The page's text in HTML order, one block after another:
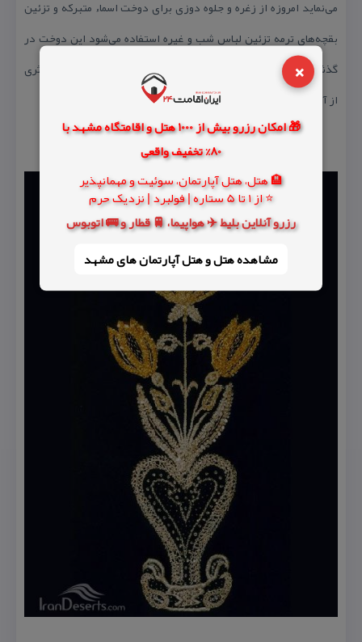
×
🎁 امکان رزرو بیش از 1000 هتل و اقامتگاه مشهد با
80% تخفیف واقعی
🏨 هتل، هتل آپارتمان، سوئیت و مهمانپذیر
⭐ از 1 تا 5 ستاره | فولبرد | نزدیک حرم
رزرو آنلاین بلیط ✈️ هواپیما، 🚆 قطار و 🚌 اتوبوس
مشاهده هتل و هتل‌ آپارتمان های مشهد
می‌نماید امروزه از زغره و جلوه دوزی برای دوخت اسماء متبركه و تزئین
بقچه‌های ترمه تزئین لباس شب و غیره استفاده می‌شود این دوخت در
گذشته فقط در یزد و اصفهان به كار گرفته می‌شد و امروزه متاسفانه اثری
از آثار این دوخت زیبا وجود ندارد.